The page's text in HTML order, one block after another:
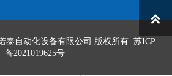
泰自动化设备有限公司 版权所有 苏ICP
备2021019625号
